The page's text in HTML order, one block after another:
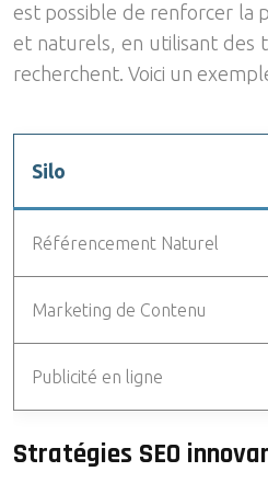
est possible de renforcer la
et naturels, en utilisant des
recherchent. Voici un
Silo
Référencement Naturel
Marketing de Contenu
Publicité en ligne
Stratégies SEO